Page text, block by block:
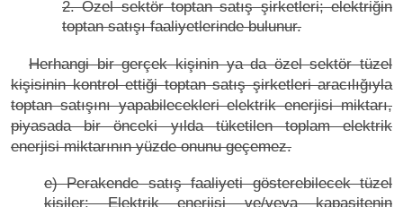
2. Özel sektör toptan satış şirketleri; elektriğin
toptan satışı faaliyetlerinde bulunur.
Herhangi bir gerçek kişinin ya da özel sektör tüzel
kişisinin kontrol ettiği toptan satış şirketleri aracılığıyla
toptan satışını yapabilecekleri elektrik enerjisi miktarı,
piyasada bir önceki yılda tüketilen toplam elektrik
enerjisi miktarının yüzde onunu geçemez.
e) Perakende satış faaliyeti gösterebilecek tüzel
kişiler: Elektrik enerjisi ve/veya kapasitenin